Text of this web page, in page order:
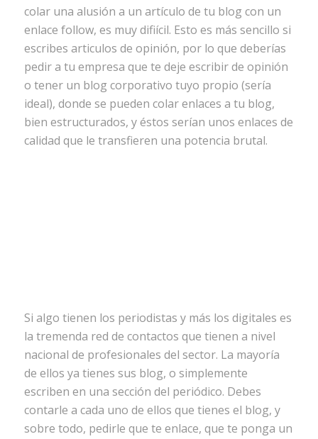
colar una alusión a un artículo de tu blog con un
enlace follow, es muy difiícil. Esto es más sencillo si
escribes articulos de opinión, por lo que deberías
pedir a tu empresa que te deje escribir de opinión
o tener un blog corporativo tuyo propio (sería
ideal), donde se pueden colar enlaces a tu blog,
bien estructurados, y éstos serían unos enlaces de
calidad que le transfieren una potencia brutal.
Si algo tienen los periodistas y más los digitales es
la tremenda red de contactos que tienen a nivel
nacional de profesionales del sector. La mayoría
de ellos ya tienes sus blog, o simplemente
escriben en una sección del periódico. Debes
contarle a cada uno de ellos que tienes el blog, y
sobre todo, pedirle que te enlace, que te ponga un